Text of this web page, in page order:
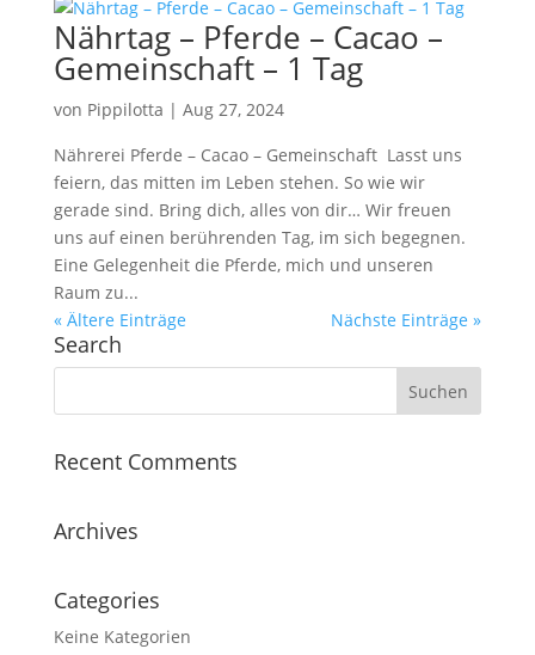
Nährtag – Pferde – Cacao –
Gemeinschaft – 1 Tag
von Pippilotta | Aug 27, 2024
Nährerei Pferde – Cacao – Gemeinschaft Lasst uns
feiern, das mitten im Leben stehen. So wie wir
gerade sind. Bring dich, alles von dir… Wir freuen
uns auf einen berührenden Tag, im sich begegnen.
Eine Gelegenheit die Pferde, mich und unseren
Raum zu...
« Ältere Einträge
Nächste Einträge »
Search
Recent Comments
Archives
Categories
Keine Kategorien